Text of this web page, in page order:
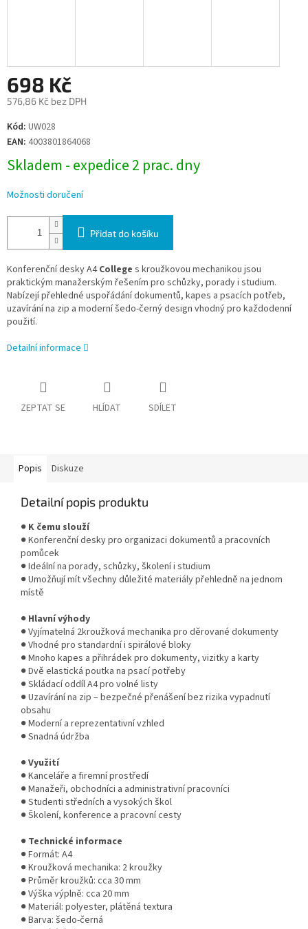
698 Kč
576,86 Kč bez DPH
Měrná
cena:
Kód: UW028
EAN: 4003801864068
Skladem - expedice 2 prac. dny
Možnosti doručení
Přidat do košíku
Konferenční desky A4College s kroužkovou mechanikou jsou
praktickým manažerským řešením pro schůzky, porady i studium.
Nabízejí přehledné uspořádání dokumentů, kapes a psacích potřeb,
uzavírání na zip a moderní šedo-černý design vhodný pro každodenní
použití.
Detailní informace
ZEPTAT SE HLÍDAT SDÍLET
Popis Diskuze
Detailní popis produktu
● K čemu slouží
● Konferenční desky pro organizaci dokumentů a pracovních
pomůcek
● Ideální na porady, schůzky, školení i studium
● Umožňují mít všechny důležité materiály přehledně na jednom
místě
● Hlavní výhody
● Vyjímatelná 2kroužková mechanika pro děrované dokumenty
● Vhodné pro standardní i spirálové bloky
● Mnoho kapes a přihrádek pro dokumenty, vizitky a karty
● Dvě elastická poutka na psací potřeby
● Skládací oddíl A4 pro volné listy
● Uzavírání na zip – bezpečné přenášení bez rizika vypadnutí
obsahu
● Moderní a reprezentativní vzhled
● Snadná údržba
●Využití
● Kanceláře a firemní prostředí
● Manažeři, obchodníci a administrativní pracovníci
● Studenti středních a vysokých škol
● Školení, konference a pracovní cesty
● Technické informace
● Formát: A4
● Kroužková mechanika: 2 kroužky
● Průměr kroužků: cca 30 mm
● Výška výplně: cca 20 mm
● Materiál: polyester, plátěná textura
● Barva: šedo-černá